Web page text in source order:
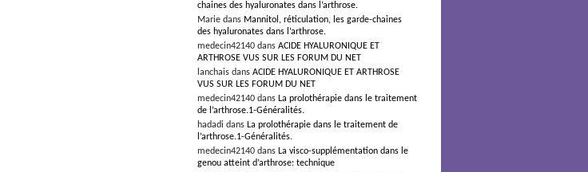
chaines des hyaluronates dans l’arthrose.
Marie dans Mannitol, réticulation, les garde-chaines
des hyaluronates dans l’arthrose.
medecin42140 dans ACIDE HYALURONIQUE ET
ARTHROSE VUS SUR LES FORUM DU NET
lanchais dans ACIDE HYALURONIQUE ET ARTHROSE
VUS SUR LES FORUM DU NET
medecin42140 dans La prolothérapie dans le traitement
de l’arthrose.1-Généralités.
hadadi dans La prolothérapie dans le traitement de
l’arthrose.1-Généralités.
medecin42140 dans La visco-supplémentation dans le
genou atteint d’arthrose: technique